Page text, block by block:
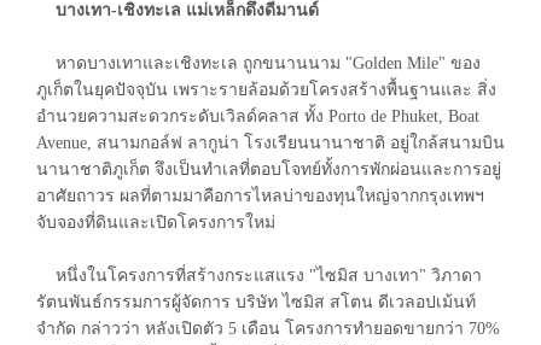
บางเทา-เชิงทะเล แม่เหล็กดึงดีมานด์
หาดบางเทาและเชิงทะเล ถูกขนานนาม "Golden Mile" ของ
ภูเก็ตในยุคปัจจุบัน เพราะรายล้อมด้วยโครงสร้างพื้นฐานและ สิ่ง
อำนวยความสะดวกระดับเวิลด์คลาส ทั้ง Porto de Phuket, Boat
Avenue, สนามกอล์ฟ ลากูน่า โรงเรียนนานาชาติ อยู่ใกล้สนามบิน
นานาชาติภูเก็ต จึงเป็นทำเลที่ตอบโจทย์ทั้งการพักผ่อนและการอยู่
อาศัยถาวร ผลที่ตามมาคือการไหลบ่าของทุนใหญ่จากกรุงเทพฯ
จับจองที่ดินและเปิดโครงการใหม่
หนึ่งในโครงการที่สร้างกระแสแรง "ไซมิส บางเทา" วิภาดา
รัตนพันธ์กรรมการผู้จัดการ บริษัท ไซมิส สโตน ดีเวลอปเม้นท์
จำกัด กล่าวว่า หลังเปิดตัว 5 เดือน โครงการทำยอดขายกว่า 70%